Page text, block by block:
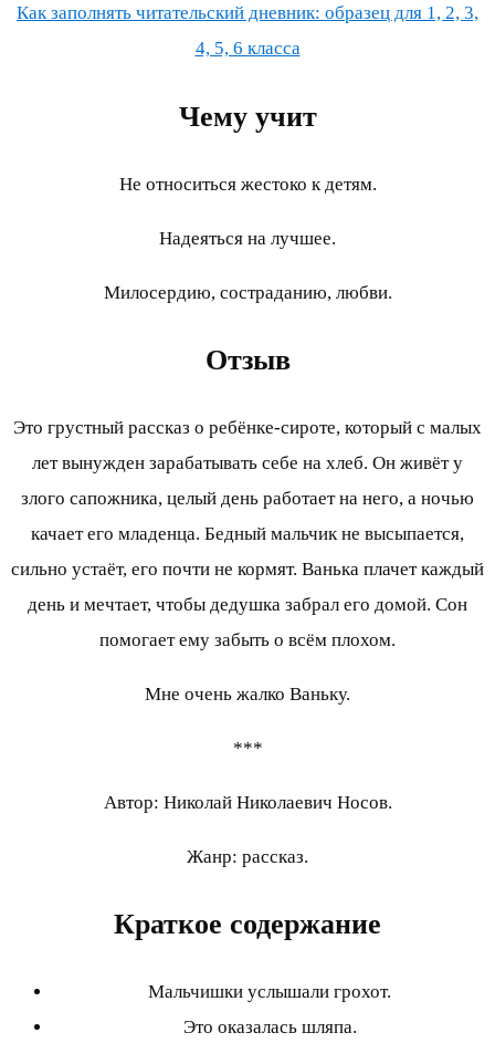
Как заполнять читательский дневник: образец для 1, 2, 3,
4, 5, 6 класса
Чему учит
Не относиться жестоко к детям.
Надеяться на лучшее.
Милосердию, состраданию, любви.
Отзыв
Это грустный рассказ о ребёнке-сироте, который с малых
лет вынужден зарабатывать себе на хлеб. Он живёт у
злого сапожника, целый день работает на него, а ночью
качает его младенца. Бедный мальчик не высыпается,
сильно устаёт, его почти не кормят. Ванька плачет каждый
день и мечтает, чтобы дедушка забрал его домой. Сон
помогает ему забыть о всём плохом.
Мне очень жалко Ваньку.
***
Автор: Николай Николаевич Носов.
Жанр: рассказ.
Краткое содержание
Мальчишки услышали грохот.
Это оказалась шляпа.